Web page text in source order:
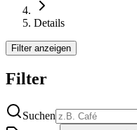
Details
Filter anzeigen
Filter
Suchen